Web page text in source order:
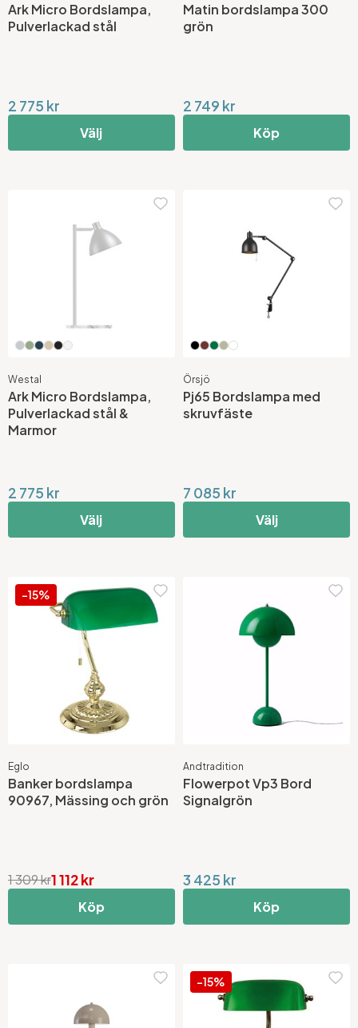
Ark Micro Bordslampa,
Pulverlackad stål
2 775 kr
Välj
Matin bordslampa 300
grön
2 749 kr
Köp
Westal
Ark Micro Bordslampa,
Pulverlackad stål &
Marmor
2 775 kr
Välj
Örsjö
Pj65 Bordslampa med
skruvfäste
7 085 kr
Välj
-15%
Eglo
Banker bordslampa
90967, Mässing och grön
1 112 kr
1 309 kr
Köp
Andtradition
Flowerpot Vp3 Bord
Signalgrön
3 425 kr
Köp
-15%